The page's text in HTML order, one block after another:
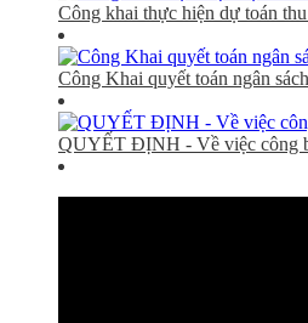
Công khai thực hiện dự toán
Công Khai quyết toán ngân
QUYẾT ĐỊNH - Về việc công